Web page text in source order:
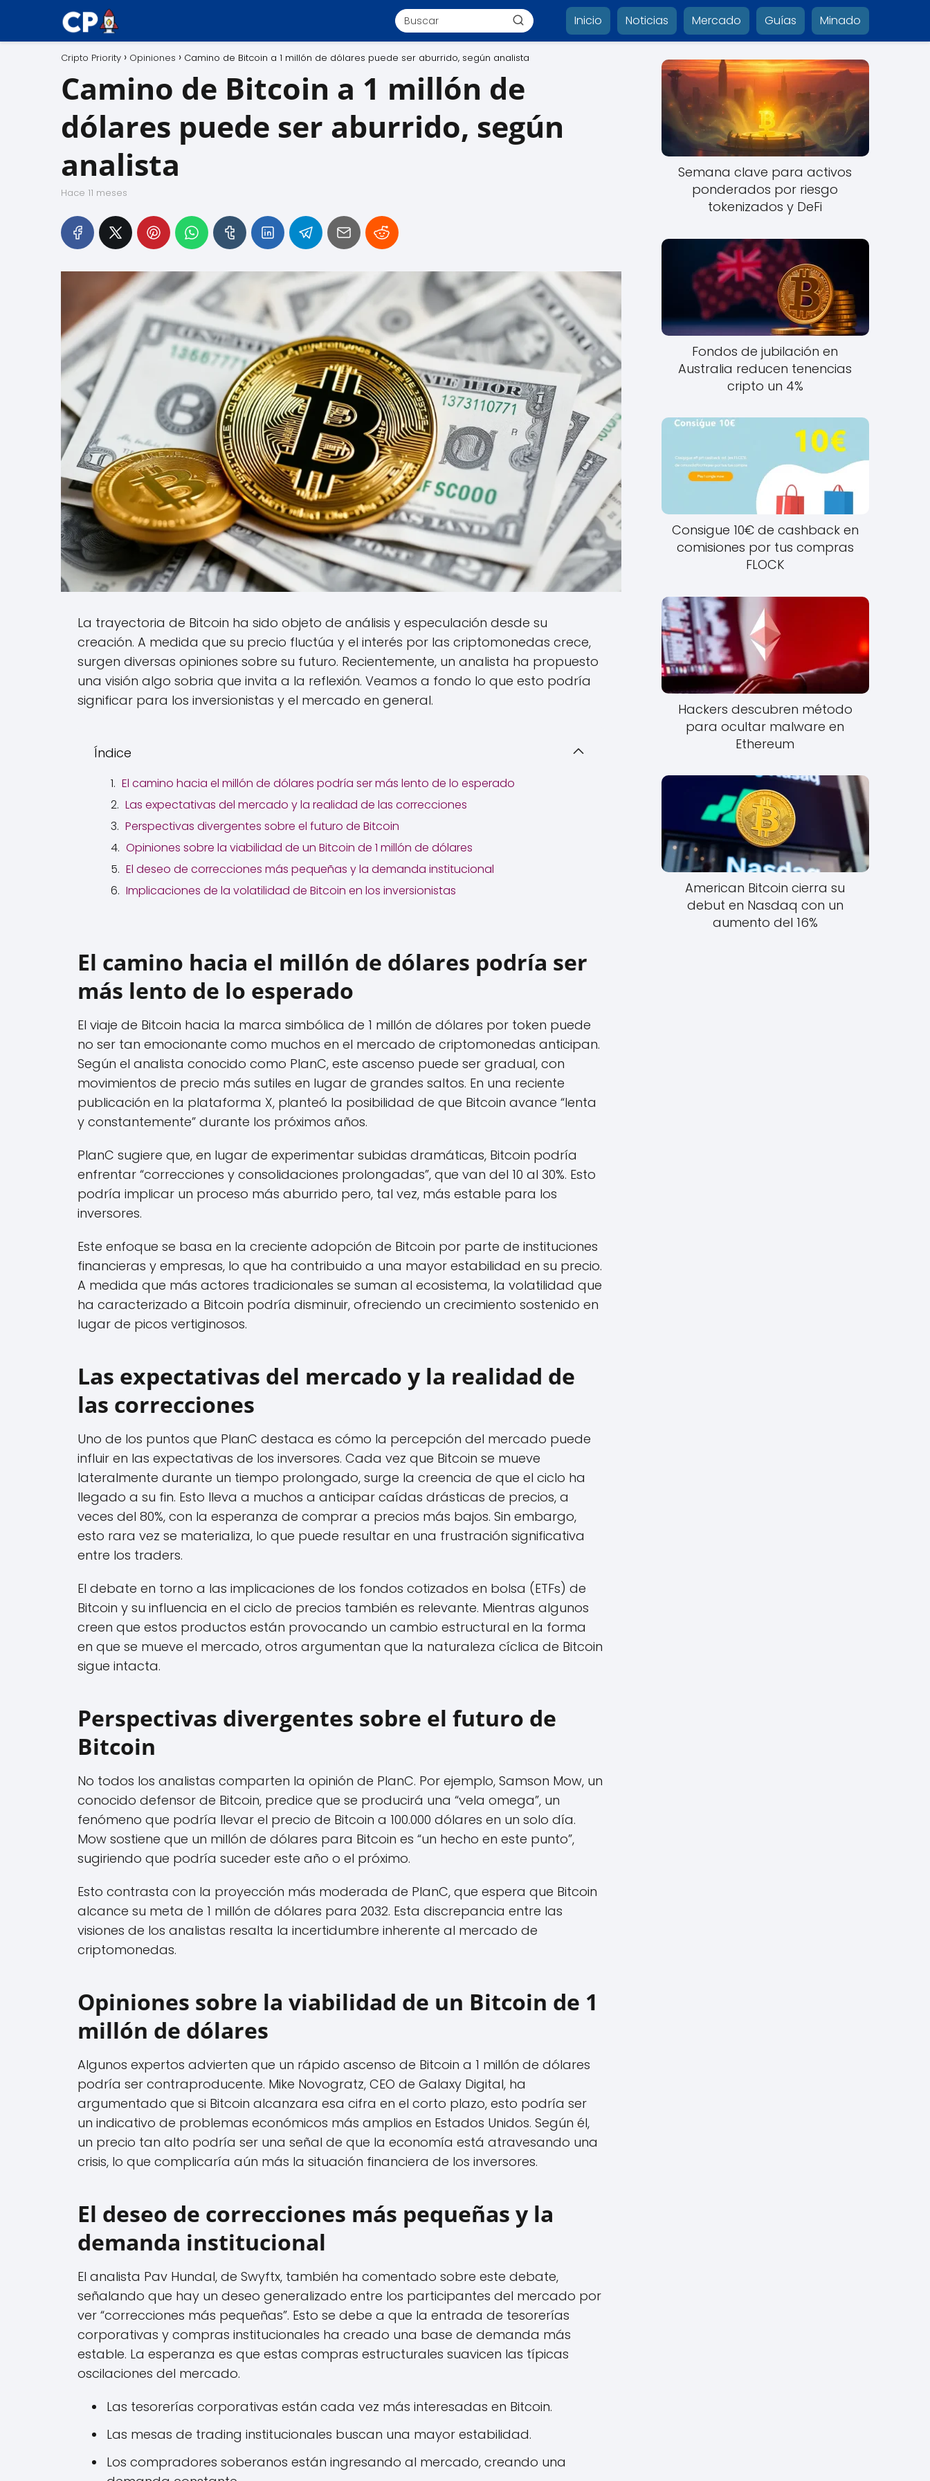
Inicio Noticias Mercado Guías Minado
Cripto Priority Opiniones Camino de Bitcoin a 1 millón de dólares puede ser aburrido, según analista
Camino de Bitcoin a 1 millón de
dólares puede ser aburrido, según
analista
hace 11 meses
La trayectoria de Bitcoin ha sido objeto de análisis y especulación desde su
creación. A medida que su precio fluctúa y el interés por las criptomonedas crece,
surgen diversas opiniones sobre su futuro. Recientemente, un analista ha propuesto
una visión algo sobria que invita a la reflexión. Veamos a fondo lo que esto podría
significar para los inversionistas y el mercado en general.
Índice
El camino hacia el millón de dólares podría ser más lento de lo esperado
Las expectativas del mercado y la realidad de las correcciones
Perspectivas divergentes sobre el futuro de Bitcoin
Opiniones sobre la viabilidad de un Bitcoin de 1 millón de dólares
El deseo de correcciones más pequeñas y la demanda institucional
Implicaciones de la volatilidad de Bitcoin en los inversionistas
El camino hacia el millón de dólares podría ser
más lento de lo esperado
El viaje de Bitcoin hacia la marca simbólica de 1 millón de dólares por token puede
no ser tan emocionante como muchos en el mercado de criptomonedas anticipan.
Según el analista conocido como PlanC, este ascenso puede ser gradual, con
movimientos de precio más sutiles en lugar de grandes saltos. En una reciente
publicación en la plataforma X, planteó la posibilidad de que Bitcoin avance “lenta
y constantemente” durante los próximos años.
PlanC sugiere que, en lugar de experimentar subidas dramáticas, Bitcoin podría
enfrentar “correcciones y consolidaciones prolongadas”, que van del 10 al 30%. Esto
podría implicar un proceso más aburrido pero, tal vez, más estable para los
inversores.
Este enfoque se basa en la creciente adopción de Bitcoin por parte de instituciones
financieras y empresas, lo que ha contribuido a una mayor estabilidad en su precio.
A medida que más actores tradicionales se suman al ecosistema, la volatilidad que
ha caracterizado a Bitcoin podría disminuir, ofreciendo un crecimiento sostenido en
lugar de picos vertiginosos.
Las expectativas del mercado y la realidad de
las correcciones
Uno de los puntos que PlanC destaca es cómo la percepción del mercado puede
influir en las expectativas de los inversores. Cada vez que Bitcoin se mueve
lateralmente durante un tiempo prolongado, surge la creencia de que el ciclo ha
llegado a su fin. Esto lleva a muchos a anticipar caídas drásticas de precios, a
veces del 80%, con la esperanza de comprar a precios más bajos. Sin embargo,
esto rara vez se materializa, lo que puede resultar en una frustración significativa
entre los traders.
El debate en torno a las implicaciones de los fondos cotizados en bolsa (ETFs) de
Bitcoin y su influencia en el ciclo de precios también es relevante. Mientras algunos
creen que estos productos están provocando un cambio estructural en la forma
en que se mueve el mercado, otros argumentan que la naturaleza cíclica de Bitcoin
sigue intacta.
Perspectivas divergentes sobre el futuro de
Bitcoin
No todos los analistas comparten la opinión de PlanC. Por ejemplo, Samson Mow, un
conocido defensor de Bitcoin, predice que se producirá una “vela omega”, un
fenómeno que podría llevar el precio de Bitcoin a 100.000 dólares en un solo día.
Mow sostiene que un millón de dólares para Bitcoin es “un hecho en este punto”,
sugiriendo que podría suceder este año o el próximo.
Esto contrasta con la proyección más moderada de PlanC, que espera que Bitcoin
alcance su meta de 1 millón de dólares para 2032. Esta discrepancia entre las
visiones de los analistas resalta la incertidumbre inherente al mercado de
criptomonedas.
Opiniones sobre la viabilidad de un Bitcoin de 1
millón de dólares
Algunos expertos advierten que un rápido ascenso de Bitcoin a 1 millón de dólares
podría ser contraproducente. Mike Novogratz, CEO de Galaxy Digital, ha
argumentado que si Bitcoin alcanzara esa cifra en el corto plazo, esto podría ser
un indicativo de problemas económicos más amplios en Estados Unidos. Según él,
un precio tan alto podría ser una señal de que la economía está atravesando una
crisis, lo que complicaría aún más la situación financiera de los inversores.
El deseo de correcciones más pequeñas y la
demanda institucional
El analista Pav Hundal, de Swyftx, también ha comentado sobre este debate,
señalando que hay un deseo generalizado entre los participantes del mercado por
ver “correcciones más pequeñas”. Esto se debe a que la entrada de tesorerías
corporativas y compras institucionales ha creado una base de demanda más
estable. La esperanza es que estas compras estructurales suavicen las típicas
oscilaciones del mercado.
Las tesorerías corporativas están cada vez más interesadas en Bitcoin.
Las mesas de trading institucionales buscan una mayor estabilidad.
Los compradores soberanos están ingresando al mercado, creando una
Semana clave para activos
ponderados por riesgo
tokenizados y DeFi
Fondos de jubilación en
Australia reducen tenencias
cripto un 4%
Consigue 10€ de cashback en
comisiones por tus compras
FLOCK
Hackers descubren método
para ocultar malware en
Ethereum
American Bitcoin cierra su
debut en Nasdaq con un
aumento del 16%